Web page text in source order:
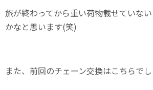
旅が終わってから重い荷物載せていな
かなと思います(笑)
また、前回のチェーン交換はこちらでし